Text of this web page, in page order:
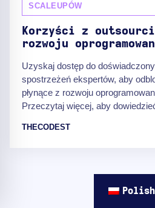
SCALEUPÓW
Korzyści z
rozwoju
Uzyskaj dostęp do
spostrzeżeń ekspertów, aby
płynące z rozwoju
Przeczytaj więcej, aby
THECODEST
Polish